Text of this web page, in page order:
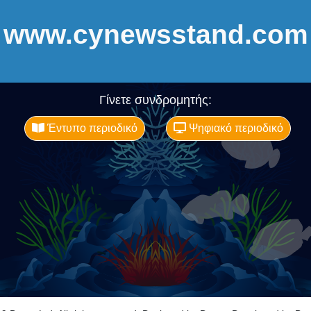
www.cynewsstand.com
Γίνετε συνδρομητής:
Έντυπο περιοδικό Ψηφιακό περιοδικό